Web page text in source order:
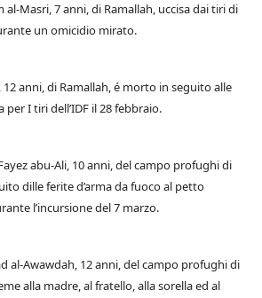
Masri, 7 anni, di Ramallah, uccisa dai tiri di
un omicidio mirato.
anni, di Ramallah, é morto in seguito alle
I tiri dell’IDF il 28 febbraio.
abu-Ali, 10 anni, del campo profughi di
dille ferite d’arma da fuoco al petto
l’incursione del 7 marzo.
al-Awawdah, 12 anni, del campo profughi di
alla madre, al fratello, alla sorella ed al